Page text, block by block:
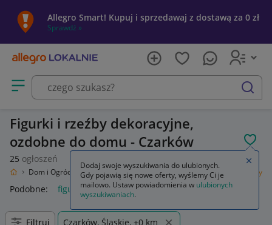
Allegro Smart! Kupuj i sprzedawaj z dostawą za 0 zł
Sprawdź »
Otwórz menu z kategoriami
szukaj
Figurki i rzeźby dekoracyjne,
ozdobne do domu - Czarków
25 ogłoszeń
Dom i Ogród Wyposażenie Dekoracje i ozdoby Figurki i rzeźby
Podobne: figurki i rzeźby figurki i rzeźby do ogrodu
Filtruj Czarków, Śląskie, +0 km
Dodaj swoje wyszukiwania do ulubionych.
Gdy pojawią się nowe oferty, wyślemy Ci je
mailowo. Ustaw powiadomienia w ulubionych
wyszukiwaniach.